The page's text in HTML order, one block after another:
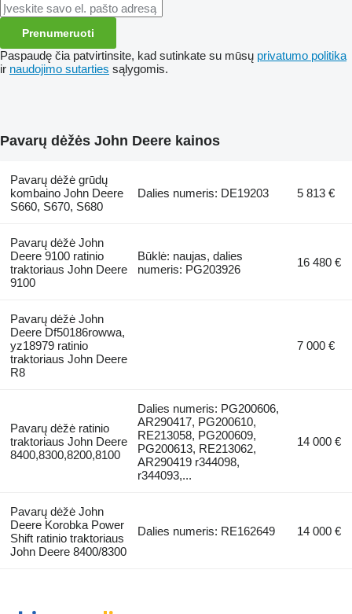
Prenumeruoti
Paspaudę čia patvirtinsite, kad sutinkate su mūsų privatumo politika
ir naudojimo sutarties sąlygomis.
Pavarų dėžės John Deere kainos
Pavarų dėžė grūdų
kombaino John Deere
S660, S670, S680
Dalies numeris: DE19203 5 813 €
Pavarų dėžė John
Deere 9100 ratinio
traktoriaus John Deere
9100
Būklė: naujas, dalies
numeris: PG203926
16 480 €
Pavarų dėžė John
Deere Df50186rowwa,
yz18979 ratinio
traktoriaus John Deere
R8
7 000 €
Pavarų dėžė ratinio
traktoriaus John Deere
8400,8300,8200,8100
Dalies numeris: PG200606,
AR290417, PG200610,
RE213058, PG200609,
PG200613, RE213062,
AR290419 r344098,
r344093,...
14 000 €
Pavarų dėžė John
Deere Korobka Power
Shift ratinio traktoriaus
John Deere 8400/8300
Dalies numeris: RE162649 14 000 €